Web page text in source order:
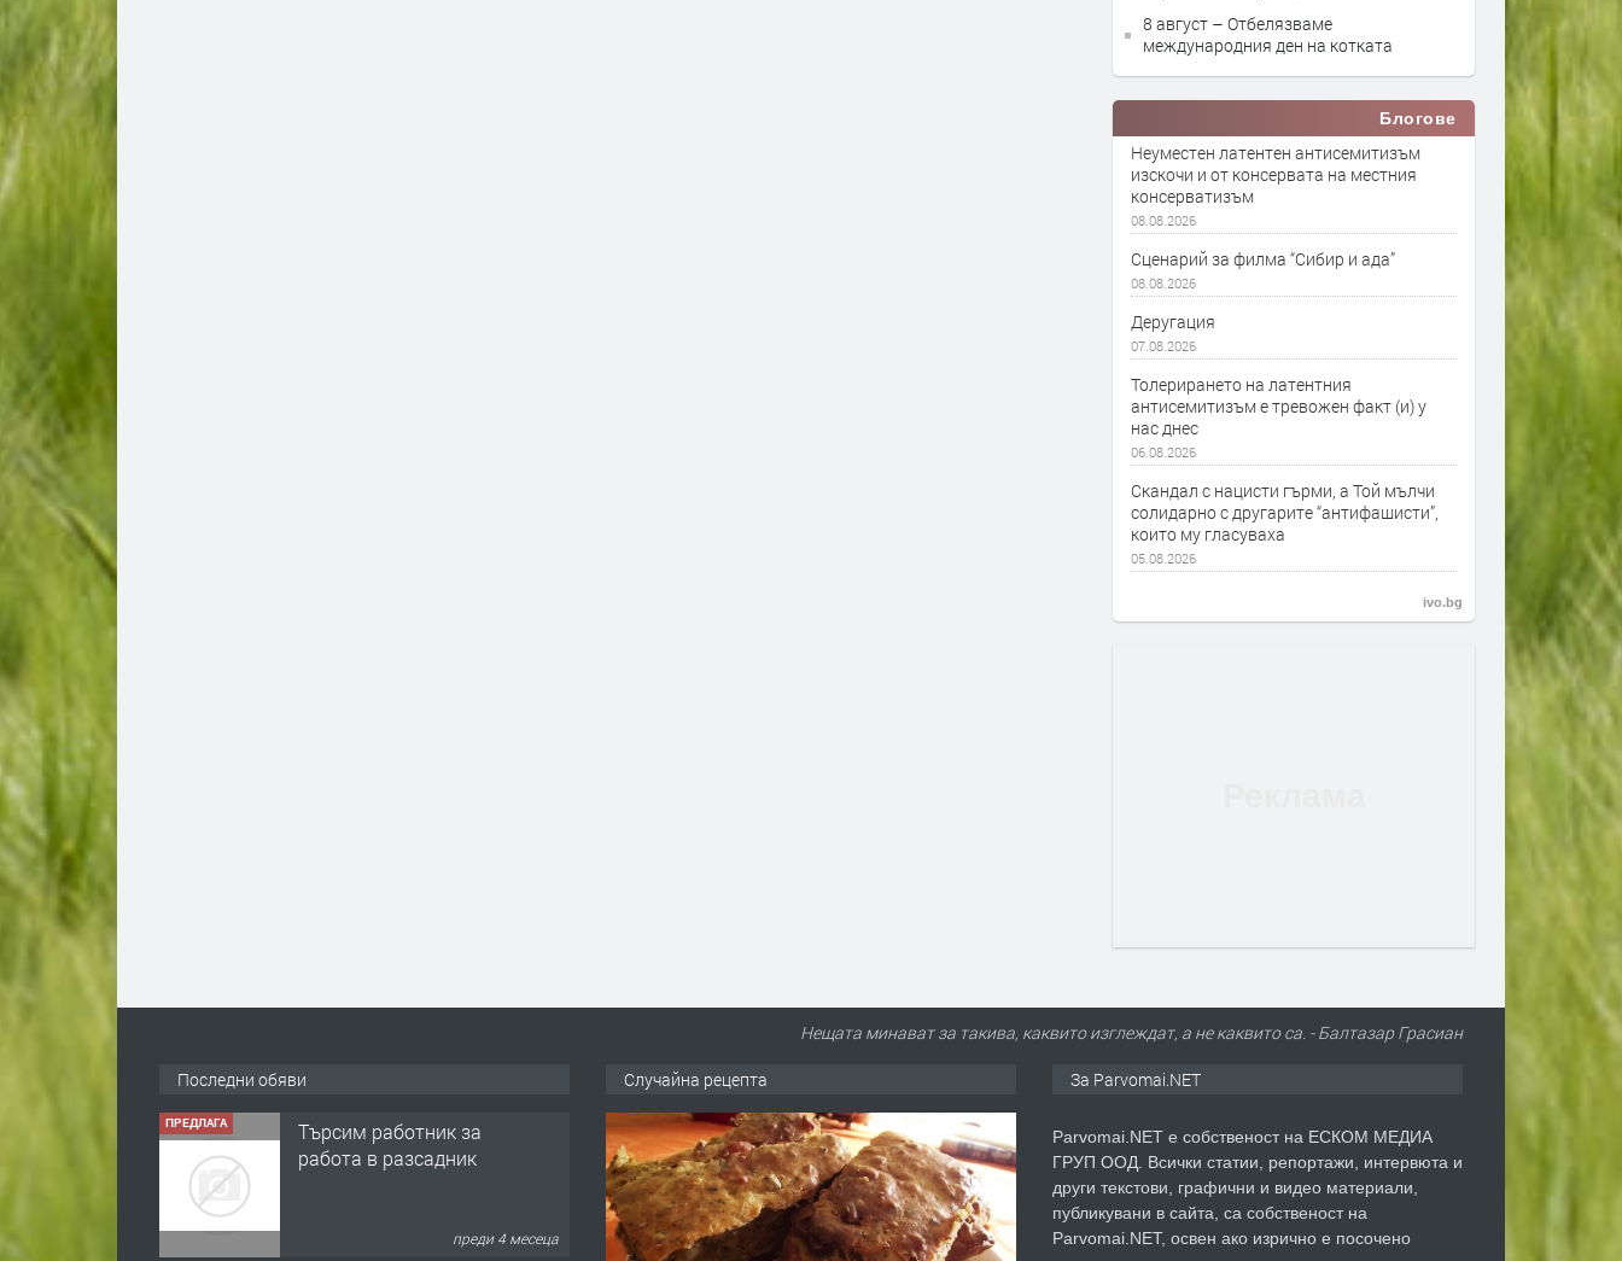
8 август – Отбелязваме
международния ден на котката
Блогове
Неуместен латентен антисемитизъм
изскочи и от консервата на местния
консерватизъм
08.08.2026
Сценарий за филма “Сибир и ада”
08.08.2026
Деругация
07.08.2026
Толерирането на латентния
антисемитизъм е тревожен факт (и) у
нас днес
06.08.2026
Скандал с нацисти гърми, а Той мълчи
солидарно с другарите “антифашисти”,
които му гласуваха
05.08.2026
ivo.bg
Нещата минават за такива, каквито изглеждат, а не каквито са. - Балтазар Грасиан
Последни обяви
ПРЕДЛАГА
Търсим работник за
работа в разсадник
преди 4 месеца
Случайна рецепта За Parvomai.NET
Parvomai.NET е собственост на ЕСКОМ МЕДИА
ГРУП ООД. Всички статии, репортажи, интервюта и
други текстови, графични и видео материали,
публикувани в сайта, са собственост на
Parvomai.NET, освен ако изрично е посочено